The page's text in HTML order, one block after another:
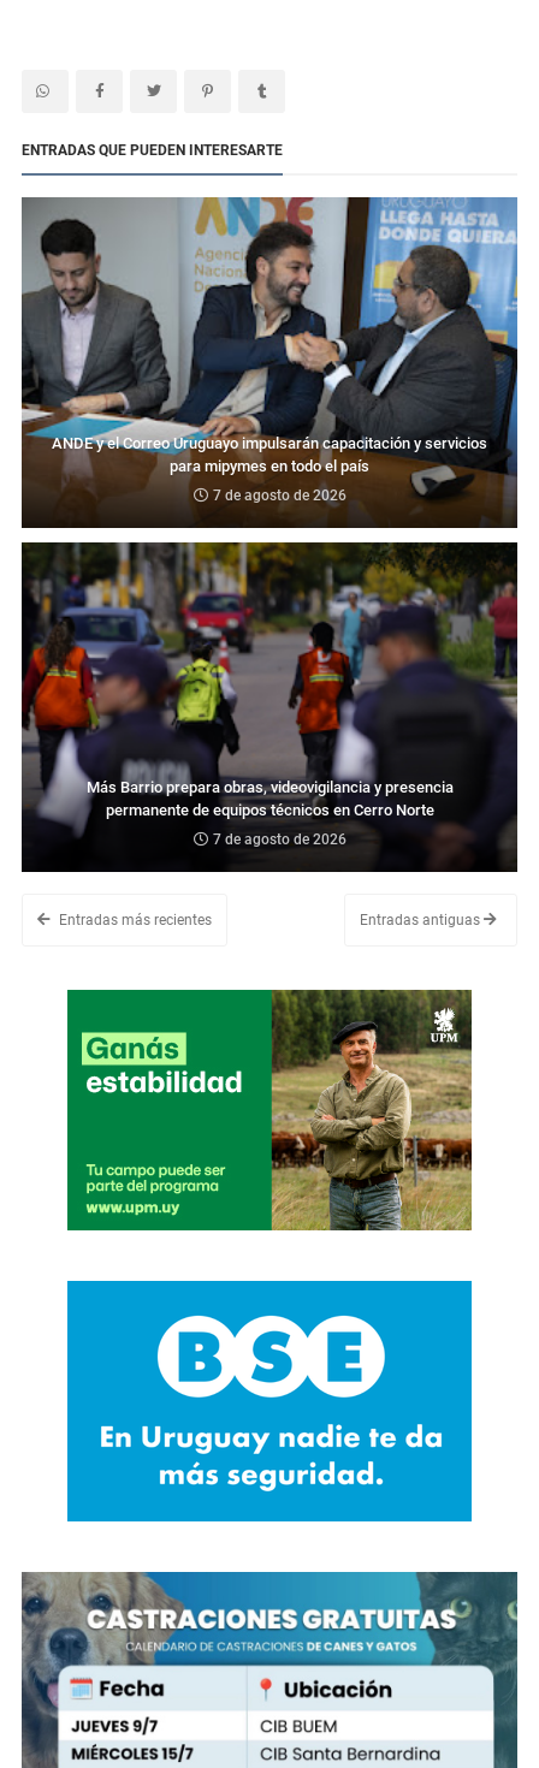
ENTRADAS QUE PUEDEN INTERESARTE
ANDE y el Correo Uruguayo impulsarán capacitación y servicios
para mipymes en todo el país
7 de agosto de 2026
Más Barrio prepara obras, videovigilancia y presencia
permanente de equipos técnicos en Cerro Norte
7 de agosto de 2026
Entradas más recientes Entradas antiguas